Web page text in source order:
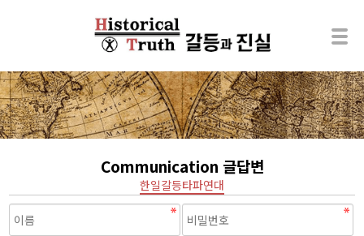
Communication 글답변
한일갈등타파연대